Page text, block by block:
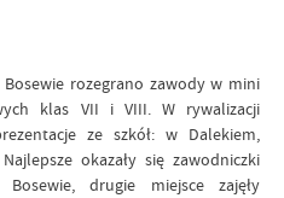
rozegrano zawody w mini
klas VII i VIII. W rywalizacji
ze szkół: w Dalekiem,
okazały się zawodniczki
drugie miejsce zajęły